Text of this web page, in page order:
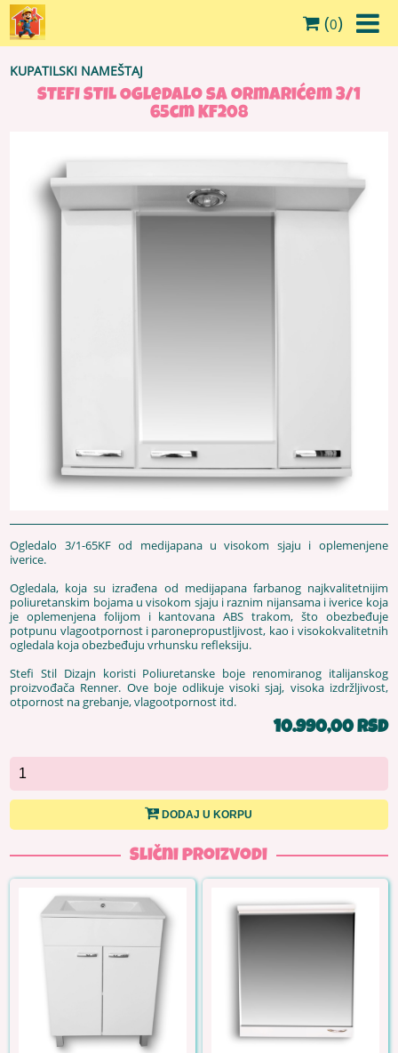
(0)
KUPATILSKI NAMEŠTAJ
STEFI STIL Ogledalo sa ormarićem 3/1
65cm KF208
Ogledalo 3/1-65KF od medijapana u visokom sjaju i oplemenjene
iverice.
Ogledala, koja su izrađena od medijapana farbanog najkvalitetnijim
poliuretanskim bojama u visokom sjaju i raznim nijansama i iverice koja
je oplemenjena folijom i kantovana ABS trakom, što obezbeđuje
potpunu vlagootpornost i paronepropustljivost, kao i visokokvalitetnih
ogledala koja obezbeđuju vrhunsku refleksiju.
Stefi Stil Dizajn koristi Poliuretanske boje renomiranog italijanskog
proizvođača Renner. Ove boje odlikuje visoki sjaj, visoka izdržljivost,
otpornost na grebanje, vlagootpornost itd.
10.990,00 RSD
DODAJ U KORPU
Slični proizvodi